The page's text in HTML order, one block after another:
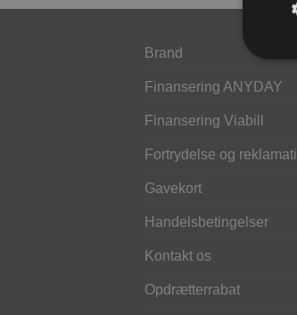
Brand
Finansering ANYDAY
Finansering Viabill
Fortrydelse og
Gavekort
Handelsbetingelser
Kontakt os
Opdrætterrabat